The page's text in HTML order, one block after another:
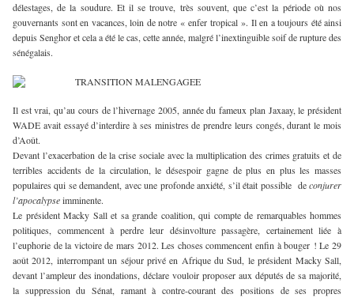
délestages, de la soudure. Et il se trouve, très souvent, que c’est la période où nos
gouvernants sont en vacances, loin de notre « enfer tropical ». Il en a toujours été ainsi
depuis Senghor et cela a été le cas, cette année, malgré l’inextinguible soif de rupture des
sénégalais.
Il est vrai, qu’au cours de l’hivernage 2005, année du fameux plan Jaxaay, le président
WADE avait essayé d’interdire à ses ministres de prendre leurs congés, durant le mois
d’Août.
Devant l’exacerbation de la crise sociale avec la multiplication des crimes gratuits et de
terribles accidents de la circulation, le désespoir gagne de plus en plus les masses
populaires qui se demandent, avec une profonde anxiété, s’il était possible deconjurer
l’apocalypseimminente.
Le président Macky Sall et sa grande coalition, qui compte de remarquables hommes
politiques, commencent à perdre leur désinvolture passagère, certainement liée à
l’euphorie de la victoire de mars 2012. Les choses commencent enfin à bouger ! Le 29
août 2012, interrompant un séjour privé en Afrique du Sud, le président Macky Sall,
devant l’ampleur des inondations, déclare vouloir proposer aux députés de sa majorité,
la suppression du Sénat, ramant à contre-courant des positions de ses propres